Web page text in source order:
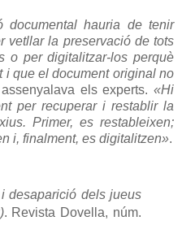
documental hauria de tenir
vetllar la preservació de tots
o per digitalitzar-los perquè
i que el document original no
els experts. «Hi
per recuperar i restablir la
Primer, es restableixen;
i, finalment, es digitalitzen».
desaparició dels jueus
. Revista Dovella, núm.